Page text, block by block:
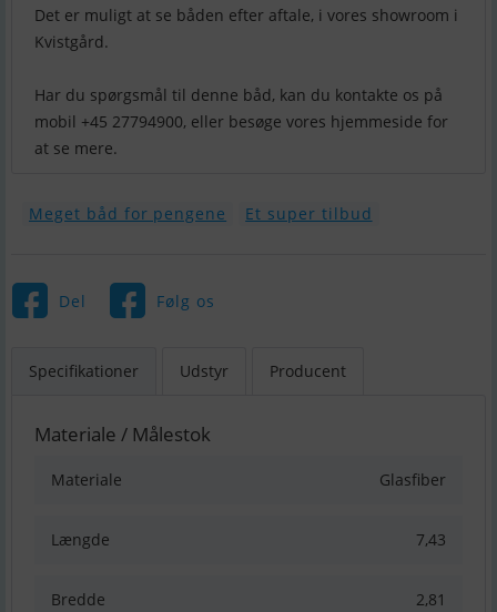
Det er muligt at se båden efter aftale, i vores showroom i
Kvistgård.
Har du spørgsmål til denne båd, kan du kontakte os på
mobil +45 27794900, eller besøge vores hjemmeside for
at se mere.
Meget båd for pengene Et super tilbud
Del Følg os
Specifikationer Udstyr Producent
Materiale / Målestok
Materiale Glasfiber
Længde 7,43
Bredde 2,81